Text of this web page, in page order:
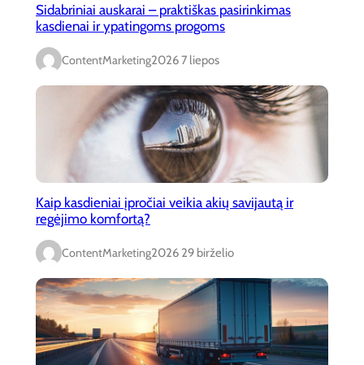
Sidabriniai auskarai – praktiškas pasirinkimas
kasdienai ir ypatingoms progoms
ContentMarketing2026 7 liepos
Kaip kasdieniai įpročiai veikia akių savijautą ir
regėjimo komfortą?
ContentMarketing2026 29 birželio